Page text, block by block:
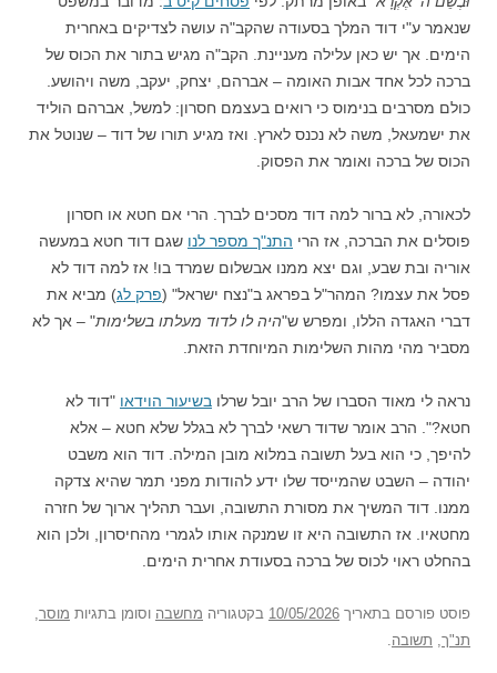
שנאמר ע"י דוד המלך בסעודה שהקב"ה עושה לצדיקים באחרית
הימים. אך יש כאן עלילה מעניינת. הקב"ה מגיש בתור את הכוס של
ברכה לכל אחד אבות האומה – אברהם, יצחק, יעקב, משה ויהושע.
כולם מסרבים בנימוס כי רואים בעצמם חסרון: למשל, אברהם הוליד
את ישמעאל, משה לא נכנס לארץ. ואז מגיע תורו של דוד – שנוטל את
הכוס של ברכה ואומר את הפסוק.
לכאורה, לא ברור למה דוד מסכים לברך. הרי אם חטא או חסרון
פוסלים את הברכה, אז הרי התנ"ך מספר לנו שגם דוד חטא במעשה
אוריה ובת שבע, וגם יצא ממנו אבשלום שמרד בו! אז למה דוד לא
פסל את עצמו? המהר"ל בפראג ב"נצח ישראל" (פרק לג) מביא את
דברי האגדה הללו, ומפרש ש"היה לו לדוד מעלתו בשלימות" – אך לא
מסביר מהי מהות השלימות המיוחדת הזאת.
נראה לי מאוד הסברו של הרב יובל שרלו בשיעור הוידאו "דוד לא
חטא?". הרב אומר שדוד רשאי לברך לא בגלל שלא חטא – אלא
להיפך, כי הוא בעל תשובה במלוא מובן המילה. דוד הוא משבט
יהודה – השבט שהמייסד שלו ידע להודות מפני תמר שהיא צדקה
ממנו. דוד המשיך את מסורת התשובה, ועבר תהליך ארוך של חזרה
מחטאיו. אז התשובה היא זו שמנקה אותו לגמרי מהחיסרון, ולכן הוא
בהחלט ראוי לכוס של ברכה בסעודת אחרית הימים.
פוסט פורסם בתאריך 10/05/2026 בקטגוריה מחשבה וסומן בתגיות מוסר
תנ"ך תשובה